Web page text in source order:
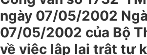
ngày 07/05/2002
07/05/2002 của Bộ
về việc lập lại trật tự